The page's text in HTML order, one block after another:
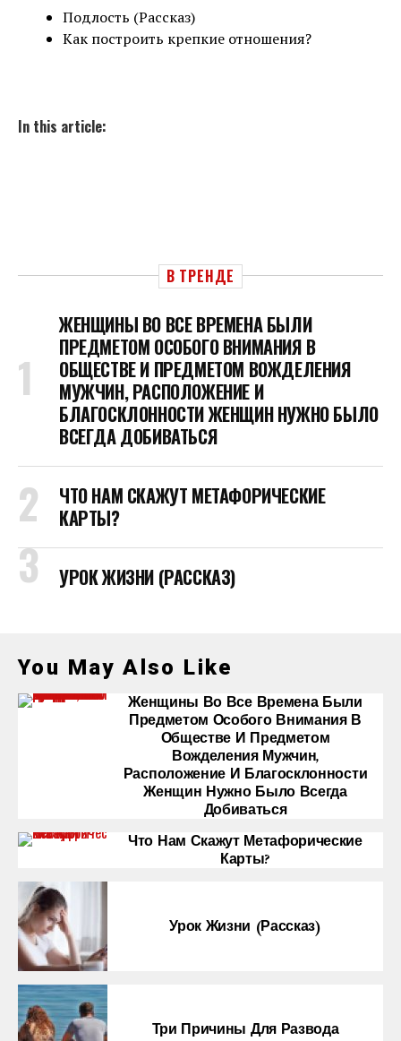
Подлость (Рассказ)
Как построить крепкие отношения?
In this article:
В ТРЕНДЕ
ЖЕНЩИНЫ ВО ВСЕ ВРЕМЕНА БЫЛИ
ПРЕДМЕТОМ ОСОБОГО ВНИМАНИЯ В
ОБЩЕСТВЕ И ПРЕДМЕТОМ ВОЖДЕЛЕНИЯ
МУЖЧИН, РАСПОЛОЖЕНИЕ И
БЛАГОСКЛОННОСТИ ЖЕНЩИН НУЖНО БЫЛО
ВСЕГДА ДОБИВАТЬСЯ
ЧТО НАМ СКАЖУТ МЕТАФОРИЧЕСКИЕ
КАРТЫ?
УРОК ЖИЗНИ (РАССКАЗ)
You May Also Like
Женщины Во Все Времена Были
Предметом Особого Внимания В
Обществе И Предметом
Вожделения Мужчин,
Расположение И Благосклонности
Женщин Нужно Было Всегда
Добиваться
Что Нам Скажут Метафорические
Карты?
Урок Жизни (рассказ)
Три Причины Для Развода